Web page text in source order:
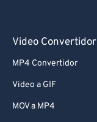
Video Convertidor
MP4 Convertidor
Video a GIF
MOV a MP4